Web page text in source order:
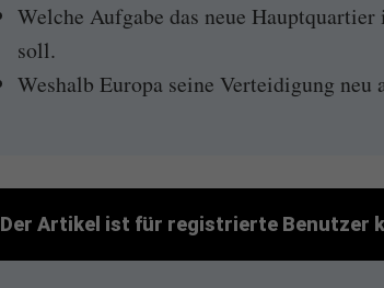
Welche Aufgabe das neue
soll.
Weshalb Europa seine Verteidigung
Der Artikel ist für registrierte Benutzer